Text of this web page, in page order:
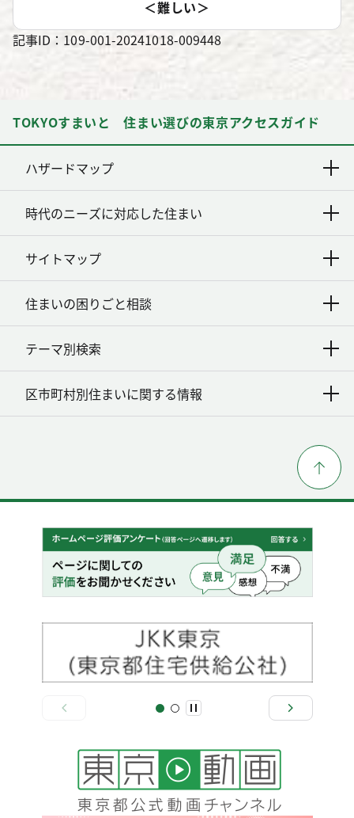
＜難しい＞
記事ID：109-001-20241018-009448
TOKYOすまいと 住まい選びの東京アクセスガイド
ハザードマップ
時代のニーズに対応した住まい
サイトマップ
住まいの困りごと相談
テーマ別検索
区市町村別住まいに関する情報